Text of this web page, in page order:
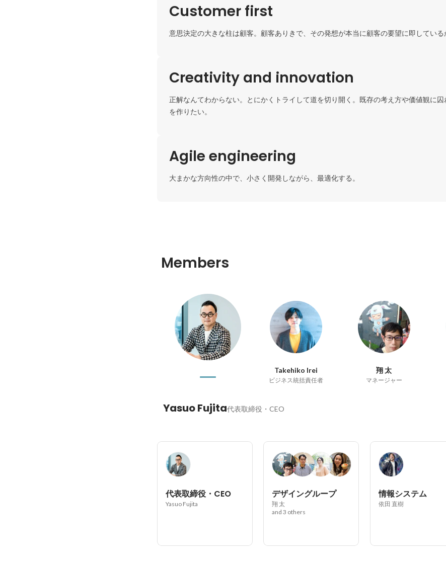
Customer first
意思決定の大きな柱は顧客。顧客ありきで、その発想が本当に顧客の要望に即している
Creativity and innovation
正解なんてわからない。とにかくトライして道を切り開く。既存の考え方や価値観に
を作りたい。
Agile engineering
大まかな方向性の中で、小さく開発しながら、最適化する。
Members
Takehiko Irei
ビジネス統括責任者
翔 太
マネージャー
Yasuo Fujita代表取締役・CEO
代表取締役・CEO
Yasuo Fujita
デザイングループ
翔 太
and 3 others
情報システム
依田 直樹